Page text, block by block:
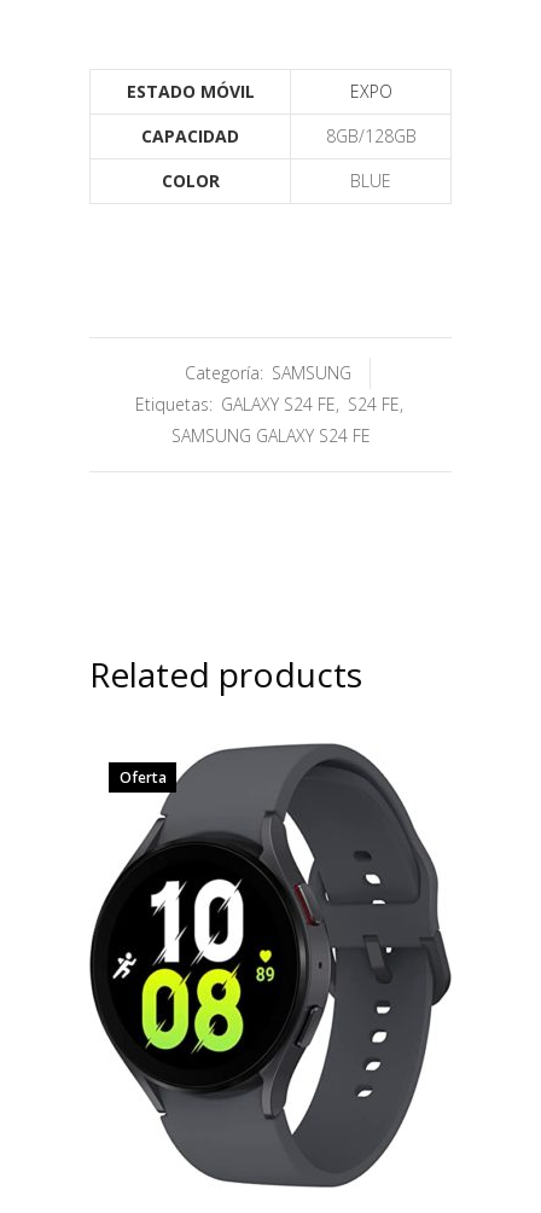
ESTADO MÓVIL
EXPO
CAPACIDAD
8GB/128GB
COLOR
BLUE
Categoría: SAMSUNG
Etiquetas: GALAXY S24 FE, S24 FE,
SAMSUNG GALAXY S24 FE
Related products
Oferta